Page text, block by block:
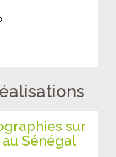
sur
Sénégal